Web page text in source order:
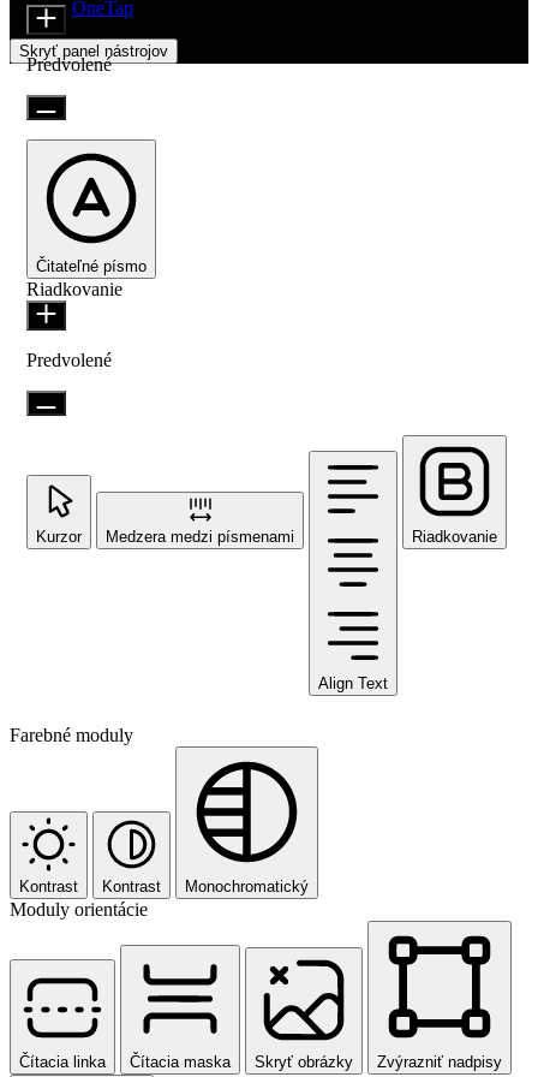
Beží na OneTap
Skryť panel nástrojov
Predvolené
Čitateľné písmo
Riadkovanie
Predvolené
Kurzor Medzera medzi písmenami
Align Text
Riadkovanie
Farebné moduly
Kontrast Kontrast Monochromatický
Moduly orientácie
Čítacia linka Čítacia maska Skryť obrázky Zvýrazniť nadpisy